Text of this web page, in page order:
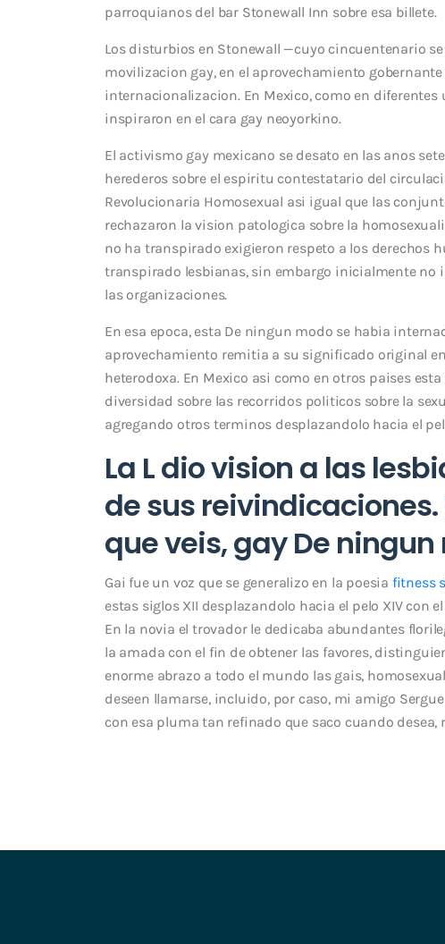
parroquianos del bar Stonewall Inn sobre esa billete.
Los disturbios en Stonewall —cuyo cincuentenario
movilizacion gay, en el aprovechamiento
internacionalizacion. En Mexico, como en diferentes
inspiraron en el cara gay neoyorkino.
El activismo gay mexicano se desato en las anos
herederos sobre el espiritu contestatario del
Revolucionaria Homosexual asi­ igual que las
rechazaron la vision patologica sobre la
no ha transpirado exigieron respeto a los derechos
transpirado lesbianas, sin embargo inicialmente no
las organizaciones.
En esa epoca, esta De ningun modo se habia
aprovechamiento remitia a su significado original
heterodoxa. En Mexico asi­ como en otros paises
diversidad sobre las recorridos politicos sobre la
agregando otros terminos desplazandolo hacia el
La L dio vision a las
de sus
que veis, gay De
Gai fue un voz que se generalizo en la poesia fitness
estas siglos XII desplazandolo hacia el pelo XIV con
En la novia el trovador le dedicaba abundantes
la amada con el fin de obtener las favores,
enorme abrazo a todo el mundo las gais,
deseen llamarse, incluido, por caso, mi amigo
con esa pluma tan refinado que saco cuando desea,